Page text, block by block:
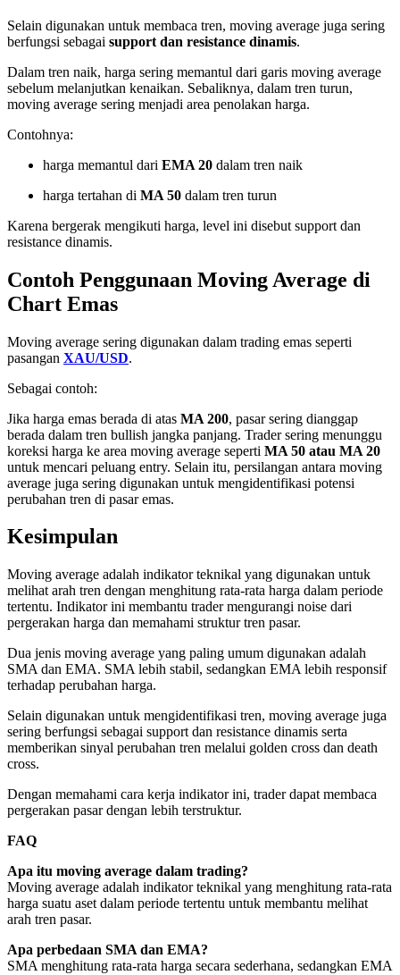
Selain digunakan untuk membaca tren, moving average juga sering
berfungsi sebagai support dan resistance dinamis.
Dalam tren naik, harga sering memantul dari garis moving average
sebelum melanjutkan kenaikan. Sebaliknya, dalam tren turun,
moving average sering menjadi area penolakan harga.
Contohnya:
harga memantul dari EMA 20 dalam tren naik
harga tertahan di MA 50 dalam tren turun
Karena bergerak mengikuti harga, level ini disebut support dan
resistance dinamis.
Contoh Penggunaan Moving Average di
Chart Emas
Moving average sering digunakan dalam trading emas seperti
pasangan XAU/USD.
Sebagai contoh:
Jika harga emas berada di atas MA 200, pasar sering dianggap
berada dalam tren bullish jangka panjang. Trader sering menunggu
koreksi harga ke area moving average seperti MA 50 atau MA 20
untuk mencari peluang entry. Selain itu, persilangan antara moving
average juga sering digunakan untuk mengidentifikasi potensi
perubahan tren di pasar emas.
Kesimpulan
Moving average adalah indikator teknikal yang digunakan untuk
melihat arah tren dengan menghitung rata-rata harga dalam periode
tertentu. Indikator ini membantu trader mengurangi noise dari
pergerakan harga dan memahami struktur tren pasar.
Dua jenis moving average yang paling umum digunakan adalah
SMA dan EMA. SMA lebih stabil, sedangkan EMA lebih responsif
terhadap perubahan harga.
Selain digunakan untuk mengidentifikasi tren, moving average juga
sering berfungsi sebagai support dan resistance dinamis serta
memberikan sinyal perubahan tren melalui golden cross dan death
cross.
Dengan memahami cara kerja indikator ini, trader dapat membaca
pergerakan pasar dengan lebih terstruktur.
FAQ
Apa itu moving average dalam trading?
Moving average adalah indikator teknikal yang menghitung rata-rata
harga suatu aset dalam periode tertentu untuk membantu melihat
arah tren pasar.
Apa perbedaan SMA dan EMA?
SMA menghitung rata-rata harga secara sederhana, sedangkan EMA